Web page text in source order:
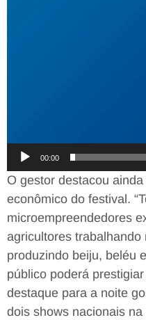
00:00
O gestor destacou
econômico do festival.
microempreendedores
agricultores trabalhando
produzindo beiju, beléu
público poderá
destaque para a noite
dois shows nacionais